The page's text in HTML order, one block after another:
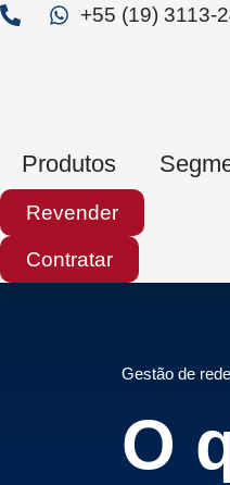
+55 (19) 3113-
Produtos
Revender
Contratar
Gestão de rede
O